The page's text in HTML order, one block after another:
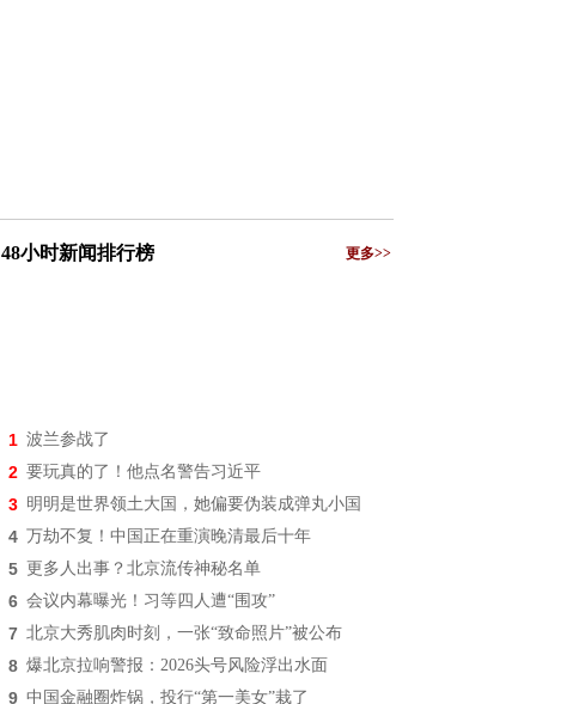
48小时新闻排行榜 更多>>
1 波兰参战了
2 要玩真的了！他点名警告习近平
3 明明是世界领土大国，她偏要伪装成弹丸小国
4 万劫不复！中国正在重演晚清最后十年
5 更多人出事？北京流传神秘名单
6 会议内幕曝光！习等四人遭“围攻”
7 北京大秀肌肉时刻，一张“致命照片”被公布
8 爆北京拉响警报：2026头号风险浮出水面
9 中国金融圈炸锅，投行“第一美女”栽了